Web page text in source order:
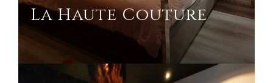
La Haute Couture